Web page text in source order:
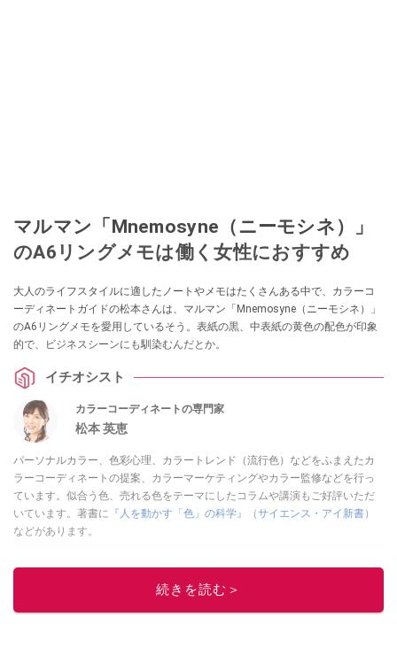
マルマン「Mnemosyne（ニーモシネ）」
のA6リングメモは働く女性におすすめ
大人のライフスタイルに適したノートやメモはたくさんある中で、カラーコ
ーディネートガイドの松本さんは、マルマン「Mnemosyne（ニーモシネ）」
のA6リングメモを愛用しているそう。表紙の黒、中表紙の黄色の配色が印象
的で、ビジネスシーンにも馴染むんだとか。
イチオシスト
カラーコーディネートの専門家
松本 英恵
パーソナルカラー、色彩心理、カラートレンド（流行色）などをふまえたカ
ラーコーディネートの提案、カラーマーケティングやカラー監修などを行っ
ています。似合う色、売れる色をテーマにしたコラムや講演もご好評いただ
いています。著書に 『人を動かす「色」の科学』（サイエンス・アイ新書）
などがあります。
続きを読む＞